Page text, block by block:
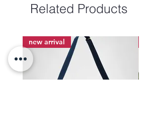
Related Products
new arrival